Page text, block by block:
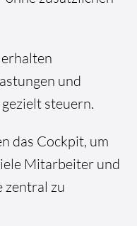
erhalten
und
steuern.
das Cockpit, um
Mitarbeiter und
zentral zu